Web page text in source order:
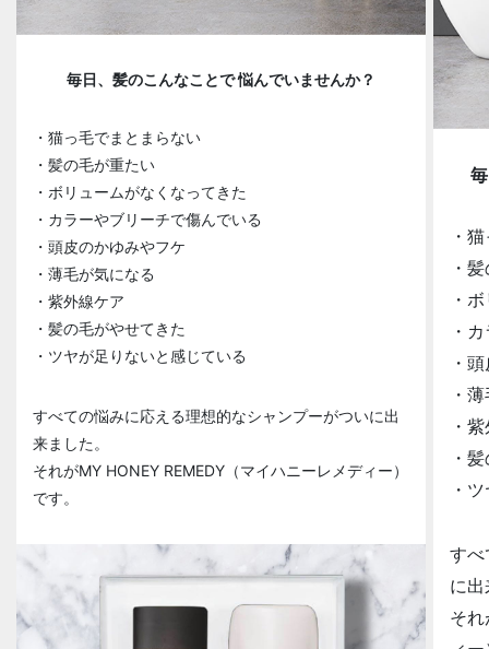
毎日、髪のこんなことで 悩んでいませんか？
・猫っ毛でまとまらない
・髪の毛が重たい
・ボリュームがなくなってきた
・カラーやブリーチで傷んでいる
・頭皮のかゆみやフケ
・薄毛が気になる
・紫外線ケア
・髪の毛がやせてきた
・ツヤが足りないと感じている
すべての悩みに応える理想的なシャンプーがついに出
来ました。
それがMY HONEY REMEDY（マイハニーレメディー）
です。
・
・
・
・
・
・
・
・
・
すべ
に
そ